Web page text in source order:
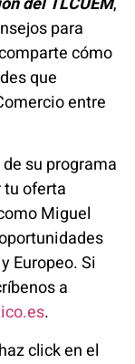
para
cómo
que
entre
su programa
tu oferta
Miguel
Europeo. Si
a
.
click en el